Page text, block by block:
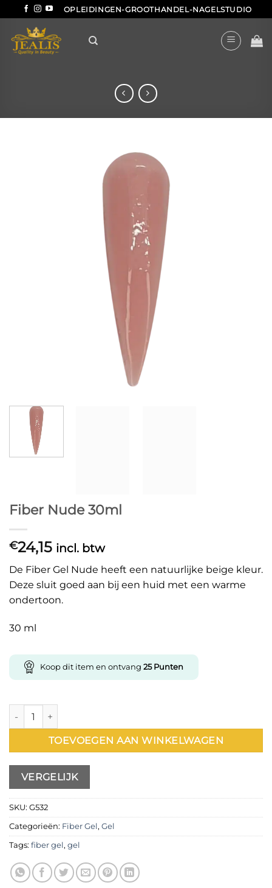
naar
inhoud
OPLEIDINGEN-GROOTHANDEL-NAGELSTUDIO
Fiber Nude 30ml
€24,15 incl. btw
De Fiber Gel Nude heeft een natuurlijke beige kleur.
Deze sluit goed aan bij een huid met een warme
ondertoon.
30 ml
Koop dit item en ontvang 25Punten
Fiber Nude 30ml aantal
TOEVOEGEN AAN WINKELWAGEN
VERGELIJK
SKU: G532
Categorieën: Fiber Gel, Gel
Tags: fiber gel, gel